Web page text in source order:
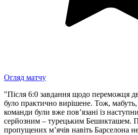
Огляд матчу
"Після 6:0 завдання щодо переможця
було практично вирішене. Тож, мабуть,
команди були вже пов’язані із
серйозним – турецьким Бешикташем.
пропущених м’ячів навіть Барселона не